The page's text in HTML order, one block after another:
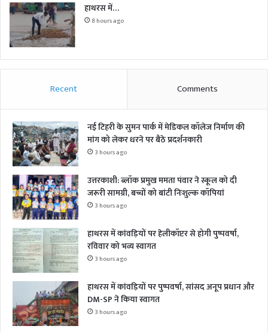
हाथरस में…
8 hours ago
Recent Comments
नई टिहरी के सुमन पार्क में मेडिकल कॉलेज निर्माण की
मांग को लेकर धरने पर बैठे प्रदर्शनकारी
3 hours ago
उत्तरकाशी: ब्लॉक प्रमुख ममता पंवार ने स्कूल को दी
जरूरी सामग्री, बच्चों को बांटी निःशुल्क कॉपियां
3 hours ago
हाथरस में कांवड़ियों पर हेलीकॉप्टर से होगी पुष्पवर्षा,
रविवार को भव्य स्वागत
3 hours ago
हाथरस में कांवड़ियों पर पुष्पवर्षा, सांसद अनूप प्रधान और
DM-SP ने किया स्वागत
3 hours ago